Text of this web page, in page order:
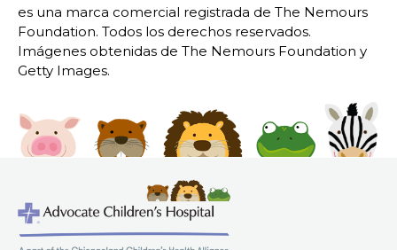
es una marca comercial registrada de The Nemours
Foundation. Todos los derechos reservados.
Imágenes obtenidas de The Nemours Foundation y
Getty Images.